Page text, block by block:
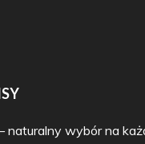
naturalny wybór na